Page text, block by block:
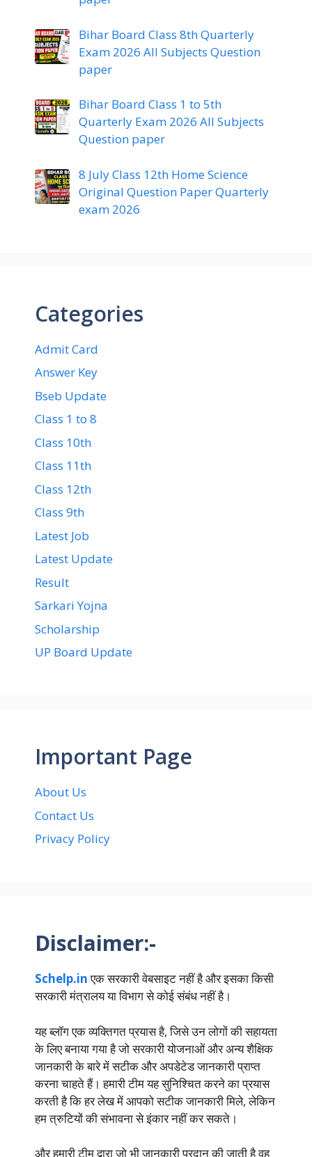
Bihar Board Class 8th Quarterly
Exam 2026 All Subjects Question
paper
Bihar Board Class 1 to 5th
Quarterly Exam 2026 All Subjects
Question paper
8 July Class 12th Home Science
Original Question Paper Quarterly
exam 2026
Categories
Admit Card
Answer Key
Bseb Update
Class 1 to 8
Class 10th
Class 11th
Class 12th
Class 9th
Latest Job
Latest Update
Result
Sarkari Yojna
Scholarship
UP Board Update
Important Page
About Us
Contact Us
Privacy Policy
Disclaimer:-
Schelp.inएक सरकारी वेबसाइट नहीं है और इसका किसी
सरकारी मंत्रालय या विभाग से कोई संबंध नहीं है।
यह ब्लॉग एक व्यक्तिगत प्रयास है, जिसे उन लोगों की सहायता
के लिए बनाया गया है जो सरकारी योजनाओं और अन्य शैक्षिक
जानकारी के बारे में सटीक और अपडेटेड जानकारी प्राप्त
करना चाहते हैं। हमारी टीम यह सुनिश्चित करने का प्रयास
करती है कि हर लेख में आपको सटीक जानकारी मिले, लेकिन
हम त्रुटियों की संभावना से इंकार नहीं कर सकते।
और हमारी टीम द्वारा जो भी जानकारी प्रदान की जाती है वह